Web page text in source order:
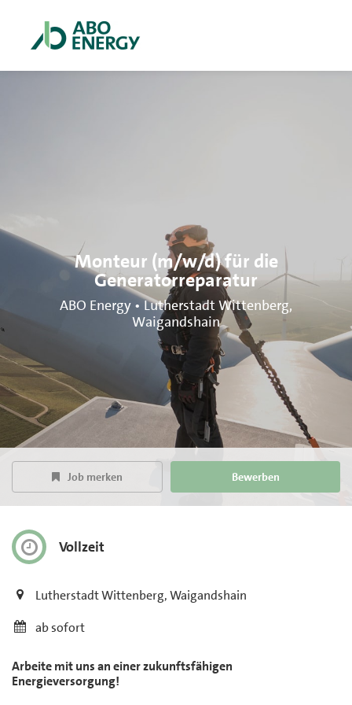
Monteur (m/w/d) für die
Generatorreparatur
ABO Energy • Lutherstadt Wittenberg,
Waigandshain
Job merken Bewerben
Vollzeit
Lutherstadt Wittenberg, Waigandshain
ab sofort
Arbeite mit uns an einer zukunftsfähigen
Energieversorgung!